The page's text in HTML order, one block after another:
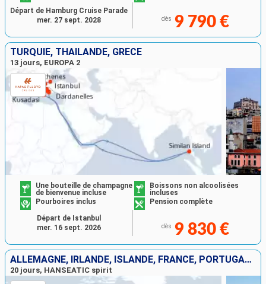
dès 9 790 €
Départ de Hamburg Cruise Parade
mer. 27 sept. 2028
TURQUIE, THAÏLANDE, GRÈCE
13 jours, EUROPA 2
Une bouteille de champagne
de bienvenue incluse
Boissons non alcoolisées
incluses
Pourboires inclus
Pension complète
dès 9 830 €
Départ de Istanbul
mer. 16 sept. 2026
ALLEMAGNE, IRLANDE, ISLANDE, FRANCE, PORTUGAL, ESPAGNE
20 jours, HANSEATIC spirit